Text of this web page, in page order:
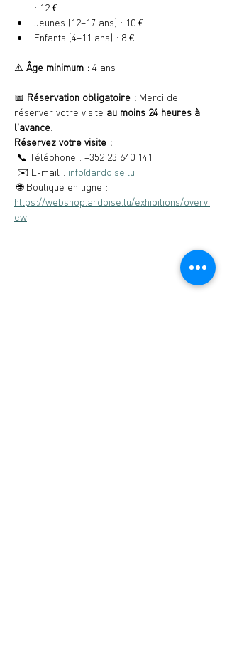
: 12 €
Jeunes (12–17 ans) : 10 €
Enfants (4–11 ans) : 8 €
⚠️ Âge minimum : 4 ans
📅 Réservation obligatoire : Merci de
réserver votre visite au moins 24 heures à
l'avance
Réservez votre visite :
📞 Téléphone : +352 23 640 141
✉️ E-mail : info@ardoise.lu
🌐 Boutique en ligne :
https://webshop.ardoise.lu/exhibitions/overvi
ew